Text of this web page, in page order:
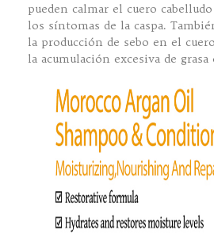
pueden calmar el cuero
los síntomas de la caspa.
la producción de sebo en el
la acumulación excesiva de grasa